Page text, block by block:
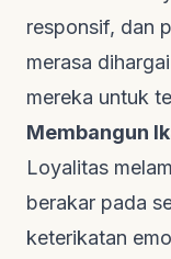
responsif, dan
merasa
mereka untuk
Membangun
Loyalitas
berakar pada
keterikatan